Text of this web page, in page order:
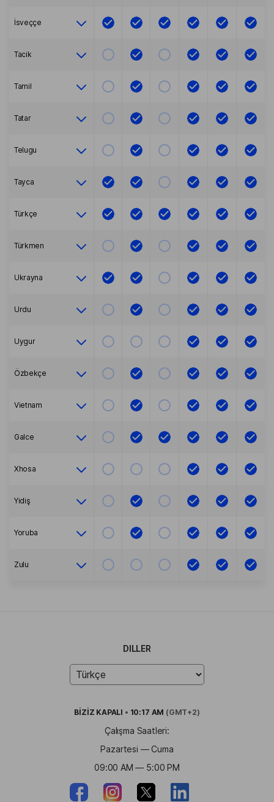
İsveççe
Tacik
Tamil
Tatar
Telugu
Tayca
Türkçe
Türkmen
Ukrayna
Urdu
Uygur
Özbekçe
Vietnam
Galce
Xhosa
Yidiş
Yoruba
Zulu
DILLER
BİZİZ KAPALI • 10:17 AM (GMT+2)
Çalışma Saatleri:
Pazartesi — Cuma
09:00 AM — 5:00 PM